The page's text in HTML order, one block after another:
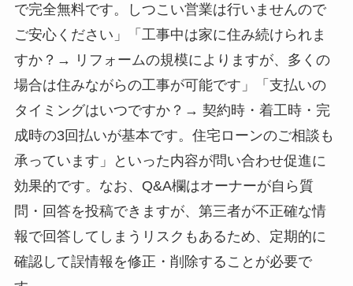
で完全無料です。しつこい営業は行いませんので
ご安心ください」「工事中は家に住み続けられま
すか？→ リフォームの規模によりますが、多くの
場合は住みながらの工事が可能です」「支払いの
タイミングはいつですか？→ 契約時・着工時・完
成時の3回払いが基本です。住宅ローンのご相談も
承っています」といった内容が問い合わせ促進に
効果的です。なお、Q&A欄はオーナーが自ら質
問・回答を投稿できますが、第三者が不正確な情
報で回答してしまうリスクもあるため、定期的に
確認して誤情報を修正・削除することが必要で